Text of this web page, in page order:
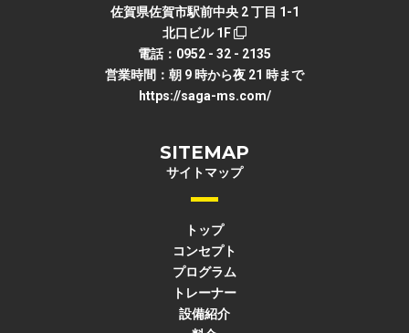
佐賀県佐賀市駅前中央 2 丁目 1-1
北口ビル 1F
電話：0952 - 32 - 2135
営業時間：朝 9 時から夜 21 時まで
https://saga-ms.com/
SITEMAP
サイトマップ
トップ
コンセプト
プログラム
トレーナー
設備紹介